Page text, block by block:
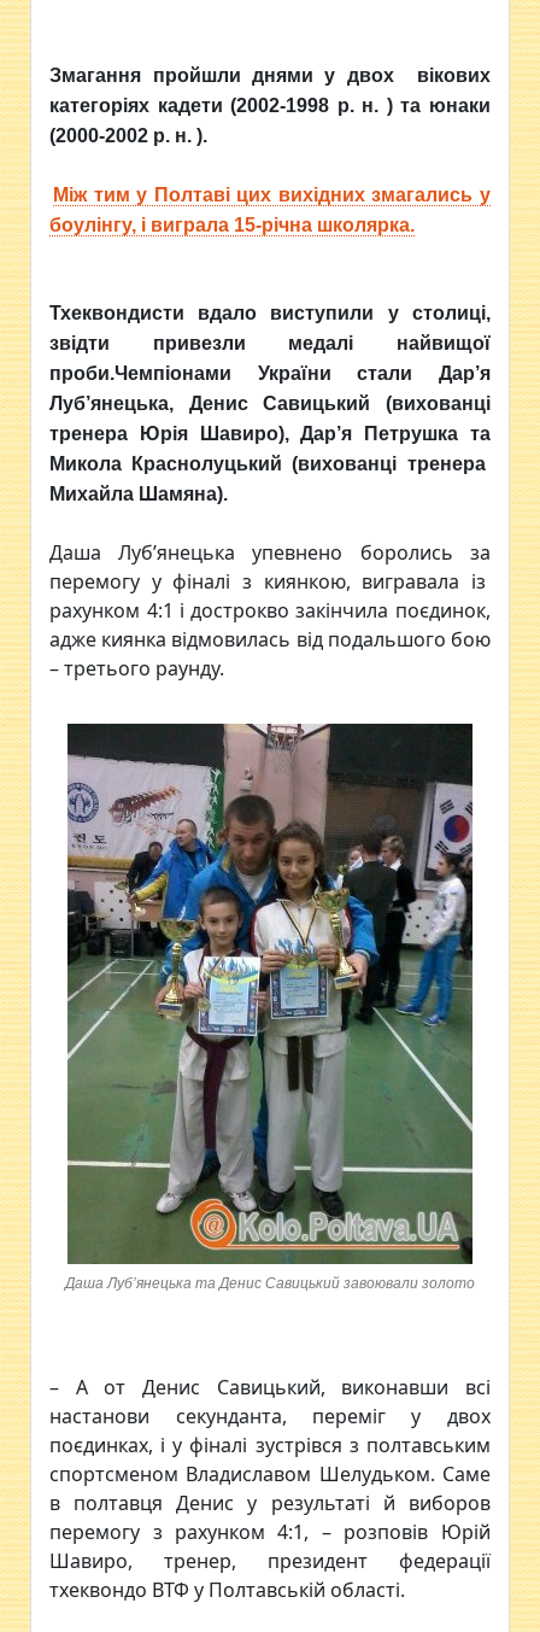
Змагання пройшли днями у двох вікових
категоріях кадети (2002-1998 р. н. ) та юнаки
(2000-2002 р. н. ).
Між тим у Полтаві цих вихідних змагались у
боулінгу, і виграла 15-річна школярка.
Тхеквондисти вдало виступили у столиці,
звідти привезли медалі найвищої
проби.Чемпіонами України стали Дар’я
Луб’янецька, ДенисСавицький (вихованці
тренера Юрія Шавиро),Дар’я
Петрушка та
Микола Краснолуцький (вихованці тренера
Михайла Шамяна).
Даша Луб’янецька упевнено боролись за
перемогу у фіналі з киянкою, вигравала із
рахунком 4:1 і дострокво закінчила поєдинок,
адже киянка відмовилась від подальшого бою
– третього раунду.
Даша Луб’янецька та Денис Савицький завоювали золото
– А от Денис Савицький, виконавши всі
настанови секунданта, переміг у двох
поєдинках, і у фіналі зустрівся з полтавським
спортсменом Владиславом Шелудьком. Саме
в полтавця Денис у результаті й виборов
перемогу з рахунком 4:1, – розповів Юрій
Шавиро, тренер, президент федерації
тхеквондо ВТФ у Полтавській області.